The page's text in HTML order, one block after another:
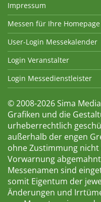
Impressum
Messen für Ihre Homepage
User-Login Messekalender
Login Veranstalter
Login Messedienstleister
© 2008-2026 Sima
Grafiken und die
urheberrechtlich
außerhalb der engen
ohne Zustimmung
Vorwarnung
Messenamen sind
somit Eigentum der
Änderungen und